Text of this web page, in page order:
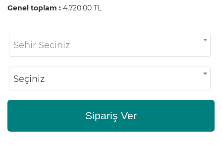
Genel toplam : 4,720.00 TL
Sehir Seciniz
Seçiniz
Sipariş Ver